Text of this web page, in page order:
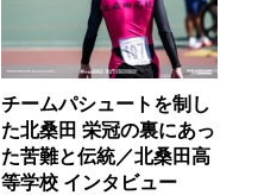
チームパシュートを制し
た北桑田 栄冠の裏にあっ
た苦難と伝統／北桑田高
等学校 インタビュー